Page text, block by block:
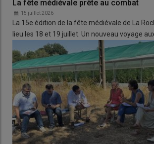
La fête médiévale prête au combat
15 juillet 2026
La 15e édition de la fête médiévale de La
lieu les 18 et 19 juillet. Un nouveau voyage